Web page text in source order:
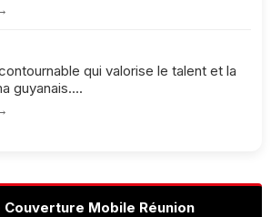
qui valorise le talent et la
guyanais....
Couverture Mobile Réunion